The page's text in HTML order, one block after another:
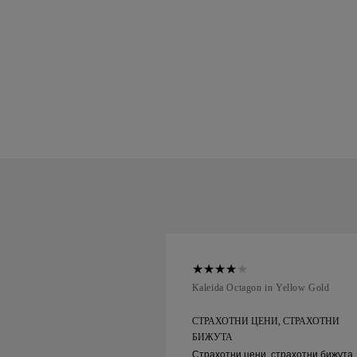
Kaleida Octagon in Yellow Gold
СТРАХОТНИ ЦЕНИ, СТРАХОТНИ
БИЖУТА
Страхотни цени, страхотни бижута.